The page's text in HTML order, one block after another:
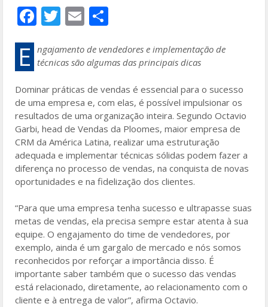
F
ac
e
b
o
o
k
T
w
itt
er
E
m
ai
l
ar
e
E
ngajamento de vendedores e implementação de
técnicas são algumas das principais dicas
Dominar práticas de vendas é essencial para o sucesso
de uma empresa e, com elas, é possível impulsionar os
resultados de uma organização inteira. Segundo Octavio
Garbi, head de Vendas da Ploomes, maior empresa de
CRM da América Latina, realizar uma estruturação
adequada e implementar técnicas sólidas podem fazer a
diferença no processo de vendas, na conquista de novas
oportunidades e na fidelização dos clientes.
“Para que uma empresa tenha sucesso e ultrapasse suas
metas de vendas, ela precisa sempre estar atenta à sua
equipe. O engajamento do time de vendedores, por
exemplo, ainda é um gargalo de mercado e nós somos
reconhecidos por reforçar a importância disso. É
importante saber também que o sucesso das vendas
está relacionado, diretamente, ao relacionamento com o
cliente e à entrega de valor”, afirma Octavio.